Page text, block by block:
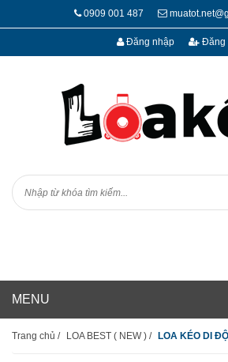
0909 001 487
Đăng nhập Đăng
Trang chủ / LOA BEST ( NEW ) / LOA KÉO DI